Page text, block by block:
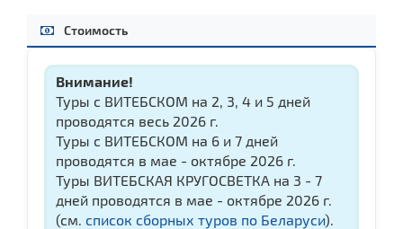
Стоимость
Внимание!
Туры с ВИТЕБСКОМ на 2, 3, 4 и 5 дней
проводятся весь 2026 г.
Туры с ВИТЕБСКОМ на 6 и 7 дней
проводятся в мае - октябре 2026 г.
Туры ВИТЕБСКАЯ КРУГОСВЕТКА на 3 - 7
дней проводятся в мае - октябре 2026 г.
(см. список сборных туров по Беларуси).